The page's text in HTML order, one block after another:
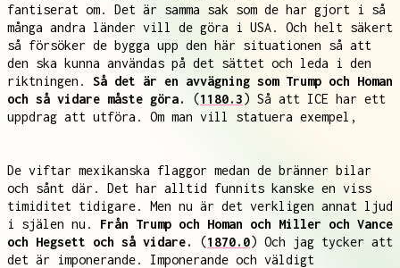
fantiserat om. Det är samma sak som de har gjort i så
många andra länder vill de göra i USA. Och helt säkert
så försöker de bygga upp den här situationen så att
den ska kunna användas på det sättet och leda i den
riktningen. Så det är en avvägning som Trump och Homan
och så vidare måste göra.
(1180.3) Så att ICE har ett
uppdrag att utföra. Om man vill statuera exempel,
De viftar mexikanska flaggor medan de bränner bilar
och sånt där. Det har alltid funnits kanske en viss
timiditet tidigare. Men nu är det verkligen annat ljud
i själen nu. Från Trump och Homan och Miller och Vance
och Hegsett och så vidare.
(1870.0) Och jag tycker att
det är imponerande. Imponerande och väldigt